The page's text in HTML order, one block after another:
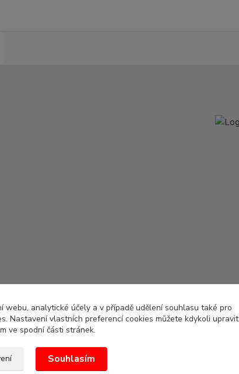
webu, analytické účely a v případě udělení souhlasu také pro
Nastavení vlastních preferencí cookies můžete kdykoli upravit
ve spodní části stránek.
Souhlasím